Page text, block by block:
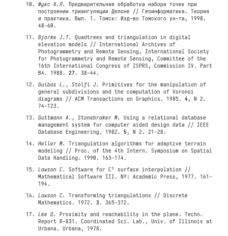
Фукс А.Л.
Предварительная обработка набора точек при
построении триангуляции Делоне // Геоинформатика. Теория
и практика. Вып. 1. Томск: Изд-во Томского ун-та, 1998.
48-60.
Bjorke J.T.
Quadtrees and triangulation in digital
elevation models // International Archives of
Photogrammetry and Remote Sensing, International Society
for Photogrammetry and Remote Sensing, Committee of the
16th International Congress of ISPRS, Commission IV. Part
B4. 1988.27 . 38-44.
Guibas L. ,Stolfi J.
Primitives for the manipulation of
general subdivisions and the computation of Voronoi
diagrams // ACM Transactions on Graphics. 1985.4 , N 2.
74-123.
Guttmann A. ,Stonebraker M.
Using a relational database
management system for computer aided design data // IEEE
Database Engineering. 1982.5 , N 2. 21-28.
Heller M.
Triangulation algorithms for adaptive terrain
modeling // Proc. of the 4th Intern. Symposium on Spatial
Data Handling. 1990. 163-174.
Lawson C.
Software for C¹ surface interpolation //
Mathematical Software III. NY: Academic Press, 1977. 161-
194.
Lawson C.
Transforming triangulations // Discrete
Mathematics. 1972.3 . 365-372.
Lee D.
Proximity and reachability in the plane. Techn.
Report R-831. Coordinated Sci. Lab., Univ. of Illinois at
Urbana. Urbana, 1978.